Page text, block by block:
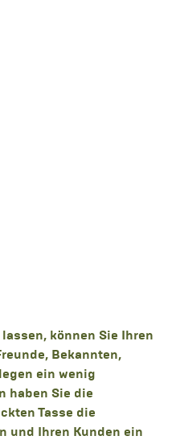
können Sie Ihren
Bekannten,
ein wenig
haben Sie die
Tasse die
und Ihren Kunden ein